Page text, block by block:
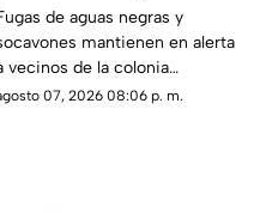
en la colonia
de
de aguas negras y
mantienen en alerta
vecinos de la colonia
en Zapopan,
07, 2026 08:06 p. m.